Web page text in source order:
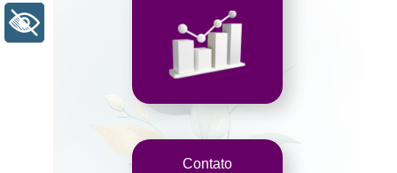
Contato